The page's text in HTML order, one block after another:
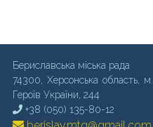
Бериславська міська рада
74300, Херсонська область,
Героїв України, 244
+38 (050) 135-80-12